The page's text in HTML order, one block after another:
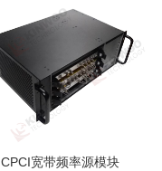
CPCI宽带频率源模块